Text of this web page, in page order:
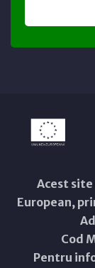
Acest
European,
Cod
Pentru